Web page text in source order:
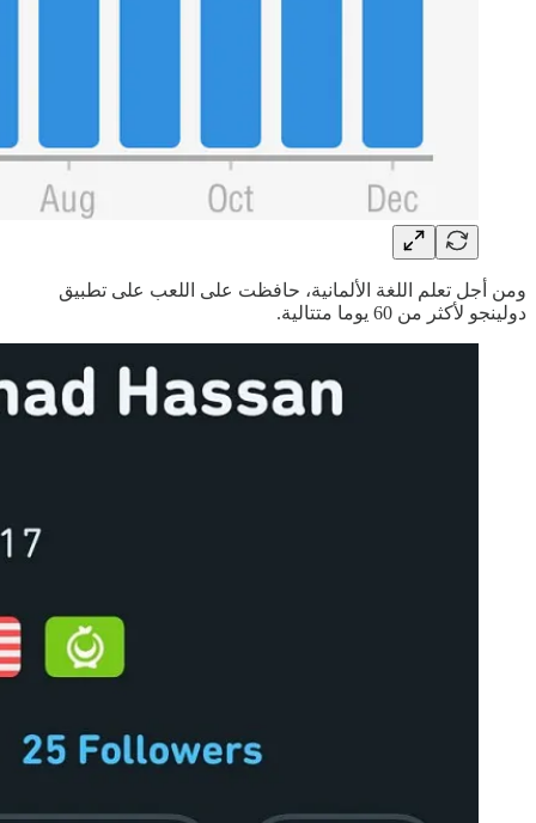
ومن أجل تعلم اللغة الألمانية، حافظت على اللعب على تطبيق
دولينجو لأكثر من 60 يوما متتالية.